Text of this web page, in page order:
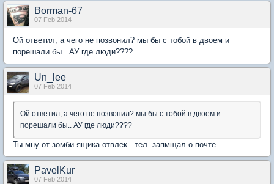
Borman-67
07 Feb 2014
Ой ответил, а чего не позвонил? мы бы с тобой в двоем и
порешали бы.. АУ где люди????
Un_lee
07 Feb 2014
Ой ответил, а чего не позвонил? мы бы с тобой в двоем и
порешали бы.. АУ где люди????
Ты мну от зомби ящика отвлек...тел. запмщал о почте
PavelKur
07 Feb 2014